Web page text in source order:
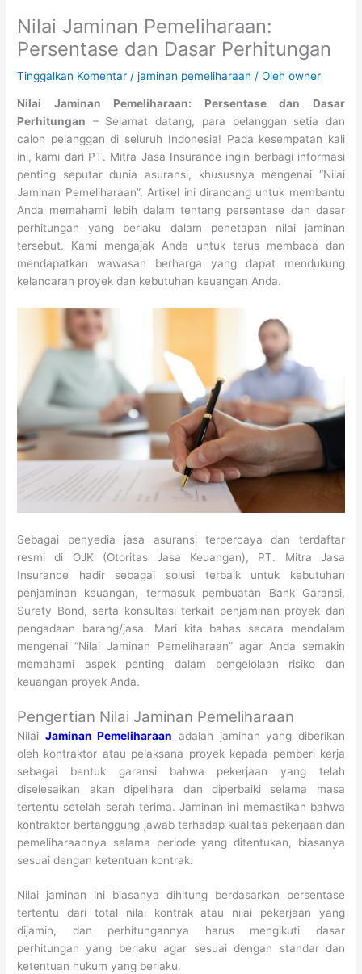
Nilai Jaminan Pemeliharaan:
Persentase dan Dasar Perhitungan
Tinggalkan Komentar /jaminan pemeliharaan / Olehowner
Nilai Jaminan Pemeliharaan: Persentase dan Dasar
Perhitungan – Selamat datang, para pelanggan setia dan
calon pelanggan di seluruh Indonesia! Pada kesempatan kali
ini, kami dari PT. Mitra Jasa Insurance ingin berbagi informasi
penting seputar dunia asuransi, khususnya mengenai “Nilai
Jaminan Pemeliharaan”. Artikel ini dirancang untuk membantu
Anda memahami lebih dalam tentang persentase dan dasar
perhitungan yang berlaku dalam penetapan nilai jaminan
tersebut. Kami mengajak Anda untuk terus membaca dan
mendapatkan wawasan berharga yang dapat mendukung
kelancaran proyek dan kebutuhan keuangan Anda.
Sebagai penyedia jasa asuransi terpercaya dan terdaftar
resmi di OJK (Otoritas Jasa Keuangan), PT. Mitra Jasa
Insurance hadir sebagai solusi terbaik untuk kebutuhan
penjaminan keuangan, termasuk pembuatan Bank Garansi,
Surety Bond, serta konsultasi terkait penjaminan proyek dan
pengadaan barang/jasa. Mari kita bahas secara mendalam
mengenai “Nilai Jaminan Pemeliharaan” agar Anda semakin
memahami aspek penting dalam pengelolaan risiko dan
keuangan proyek Anda.
Pengertian Nilai Jaminan Pemeliharaan
Nilai Jaminan Pemeliharaan adalah jaminan yang diberikan
oleh kontraktor atau pelaksana proyek kepada pemberi kerja
sebagai bentuk garansi bahwa pekerjaan yang telah
diselesaikan akan dipelihara dan diperbaiki selama masa
tertentu setelah serah terima. Jaminan ini memastikan bahwa
kontraktor bertanggung jawab terhadap kualitas pekerjaan dan
pemeliharaannya selama periode yang ditentukan, biasanya
sesuai dengan ketentuan kontrak.
Nilai jaminan ini biasanya dihitung berdasarkan persentase
tertentu dari total nilai kontrak atau nilai pekerjaan yang
dijamin, dan perhitungannya harus mengikuti dasar
perhitungan yang berlaku agar sesuai dengan standar dan
ketentuan hukum yang berlaku.